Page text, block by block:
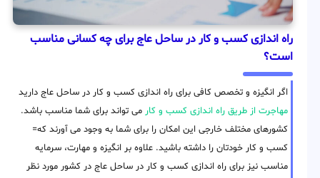
راه اندازی کسب و کار در ساحل عاج برای چه کسانی مناسب
است؟
اگر انگیزه و تخصص کافی برای راه اندازی کسب و کار در ساحل عاج دارید
مهاجرت از طریق راه اندازی کسب و کار می تواند برای شما مناسب باشد.
کشورهای مختلف خارجی این امکان را برای شما به وجود می آورند که=
کسب و کار خودتان را داشته باشید. علاوه بر انگیزه و مهارت، سرمایه
مناسب نیز برای راه اندازی کسب و کار در ساحل عاج در کشور مورد نظر